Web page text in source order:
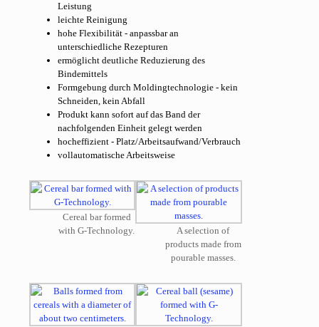
Leistung
leichte Reinigung
hohe Flexibilität - anpassbar an
unterschiedliche Rezepturen
ermöglicht deutliche Reduzierung des
Bindemittels
Formgebung durch Moldingtechnologie - kein
Schneiden, kein Abfall
Produkt kann sofort auf das Band der
nachfolgenden Einheit gelegt werden
hocheffizient - Platz/Arbeitsaufwand/Verbrauch
vollautomatische Arbeitsweise
Cereal bar formed
with G-Technology.
A selection of
products made from
pourable masses.